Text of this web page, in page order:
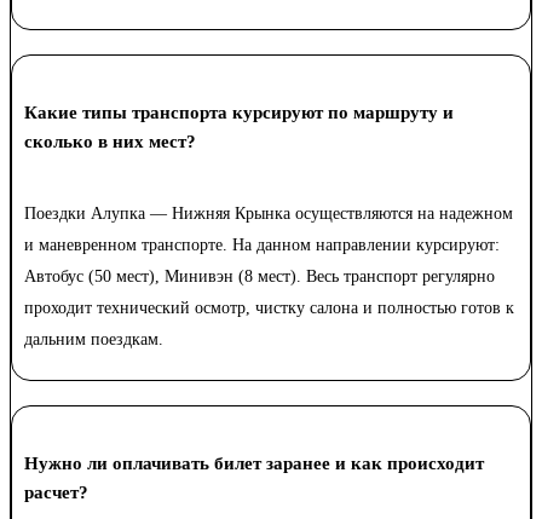
Какие типы транспорта курсируют по маршруту и
сколько в них мест?
Поездки Алупка — Нижняя Крынка осуществляются на надежном
и маневренном транспорте. На данном направлении курсируют:
Автобус (50 мест), Минивэн (8 мест). Весь транспорт регулярно
проходит технический осмотр, чистку салона и полностью готов к
дальним поездкам.
Нужно ли оплачивать билет заранее и как происходит
расчет?